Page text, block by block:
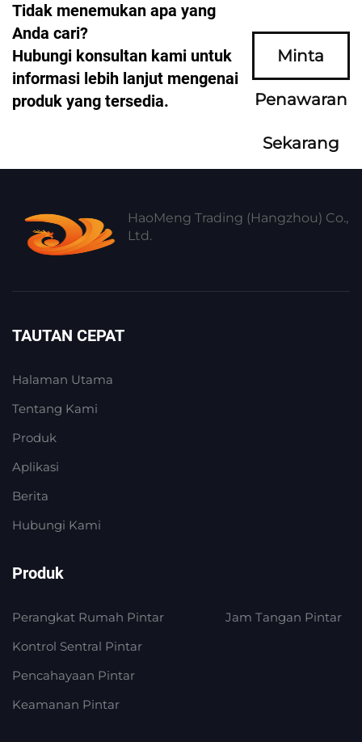
Tidak menemukan apa yang
Anda cari?
Hubungi konsultan kami untuk
informasi lebih lanjut mengenai
produk yang tersedia.
Minta
Penawaran
Sekarang
HaoMeng Trading (Hangzhou) Co.,
Ltd.
TAUTAN CEPAT
Halaman Utama
Tentang Kami
Produk
Aplikasi
Berita
Hubungi Kami
Produk
Perangkat Rumah Pintar
Kontrol Sentral Pintar
Pencahayaan Pintar
Keamanan Pintar
Jam Tangan Pintar